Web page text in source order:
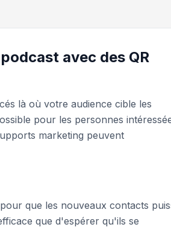
avec des QR
là où votre audience cible les
pour les personnes
marketing peuvent
que les nouveaux contacts
que d'espérer qu'ils se